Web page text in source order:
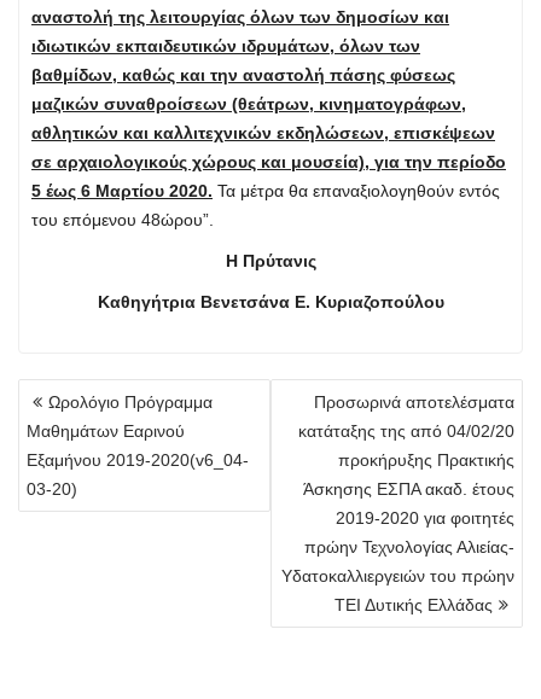
αναστολή της λειτουργίας όλων των δημοσίων και
ιδιωτικών εκπαιδευτικών ιδρυμάτων, όλων των
βαθμίδων, καθώς και την αναστολή πάσης φύσεως
μαζικών συναθροίσεων (θεάτρων, κινηματογράφων,
αθλητικών και καλλιτεχνικών εκδηλώσεων, επισκέψεων
σε αρχαιολογικούς χώρους και μουσεία), για την περίοδο
5 έως 6 Μαρτίου 2020. Τα μέτρα θα επαναξιολογηθούν εντός
του επόμενου 48ώρου”.
Η Πρύτανις
Καθηγήτρια Βενετσάνα Ε. Κυριαζοπούλου
Πλοήγηση
άρθρων
Ωρολόγιο Πρόγραμμα
Μαθημάτων Εαρινού
Εξαμήνου 2019-2020(v6_04-
03-20)
Προσωρινά αποτελέσματα
κατάταξης της από 04/02/20
προκήρυξης Πρακτικής
Άσκησης ΕΣΠΑ ακαδ. έτους
2019-2020 για φοιτητές
πρώην Τεχνολογίας Αλιείας-
Υδατοκαλλιεργειών του πρώην
ΤΕΙ Δυτικής Ελλάδας